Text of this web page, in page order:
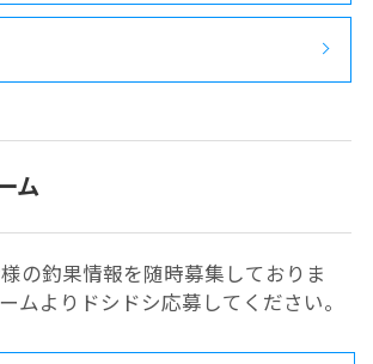
ム
の釣果情報を随時募集しておりま
ムよりドシドシ応募してください。